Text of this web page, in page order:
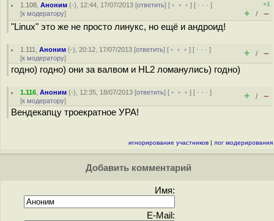
1.108 ,Аноним (-), 12:44, 17/07/2013 [ответить] [ ﹢﹢﹢] [ · · ·]
[к модератору]
+1
+ / –
"Linux" это же не просто линукс, но ещё и андроид!
1.111 ,Аноним (-), 20:12, 17/07/2013 [ответить] [ ﹢﹢﹢] [ · · ·]
[к модератору] + / –
годно) годно) они за валвом и HL2 ломанулись) годно)
1.116 ,Аноним (-), 12:35, 18/07/2013 [ответить] [ ﹢﹢﹢] [ · · ·]
[к модератору] + / –
Вендекапцу троекратное УРА!
игнорирование участников | лог модерирования
Добавить комментарий
Имя:
E-Mail: